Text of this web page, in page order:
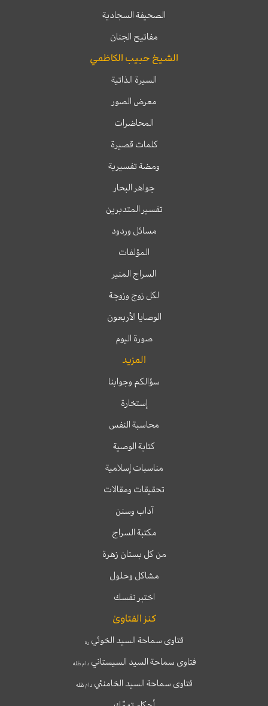
الصحيفة السجادية
مفاتيح الجنان
الشيخ حبيب الكاظمي
السيرة الذاتية
معرض الصور
المحاضرات
كلمات قصيرة
ومضة تفسيرية
جواهر البحار
تفسير المتدبرين
مسائل وردود
المؤلفات
السراج المنير
لكل زوج وزوجة
الوصايا الأربعون
صورة اليوم
المزيد
سؤالكم وجوابنا
إستخارة
محاسبة النفس
كتابة الوصية
مناسبات إسلامية
تحقيقات ومقالات
آداب وسنن
مكتبة السراج
من كل بستان زهرة
مشاكل وحلول
اختبر نفسك
كنز الفتاوىٰ
فتاوى سماحة السيد الخوئيره
فتاوى سماحة السيد السيستانيدام ظله
فتاوى سماحة السيد الخامنئي دام ظله